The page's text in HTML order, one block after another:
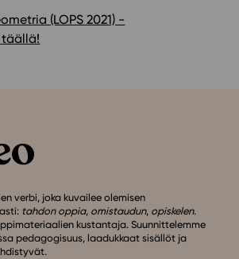
(LOPS 2021) -
verbi, joka kuvailee olemisen
tahdon oppia, omistaudun, opiskelen.
kustantaja. Suunnittelemme
pedagogisuus, laadukkaat sisällöt ja